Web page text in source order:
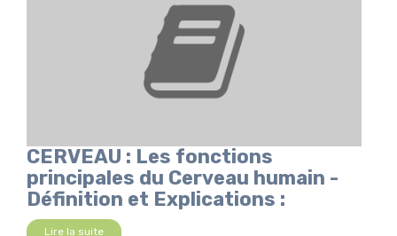
CERVEAU : Les fonctions
principales du Cerveau humain -
Définition et Explications :
Lire la suite